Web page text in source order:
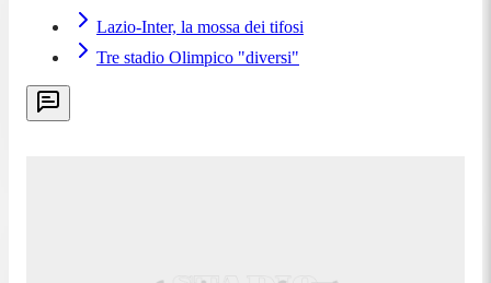
Lazio-Inter, la mossa dei tifosi
Tre stadio Olimpico "diversi"